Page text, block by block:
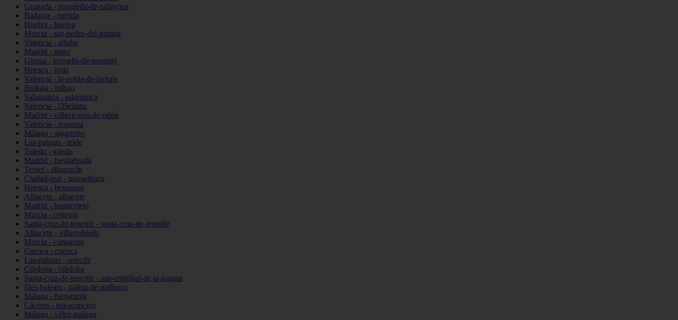
Granada - moraleda-de-zafayona
Badajoz - mérida
Huelva - huelva
Murcia - san-pedro-del-pinatar
Valencia - alfafar
Madrid - pinto
Girona - torroella-de-montgrí
Huesca - torla
Valencia - la-pobla-de-farnals
Bizkaia - bilbao
Salamanca - salamanca
Valencia - l39eliana
Madrid - villaviciosa-de-odón
Valencia - requena
Málaga - algarrobo
Las-palmas - telde
Toledo - toledo
Madrid - fuenlabrada
Teruel - albarracín
Ciudad-real - miguelturra
Huesca - benasque
Albacete - albacete
Madrid - bustarviejo
Murcia - cehegín
Santa-cruz-de-tenerife - santa-cruz-de-tenerife
Albacete - villarrobledo
Murcia - cartagena
Cuenca - cuenca
Las-palmas - arrecife
Córdoba - córdoba
Santa-cruz-de-tenerife - san-cristóbal-de-la-laguna
Illes-balears - palma-de-mallorca
Málaga - fuengirola
Cáceres - navaconcejo
Málaga - vélez-málaga